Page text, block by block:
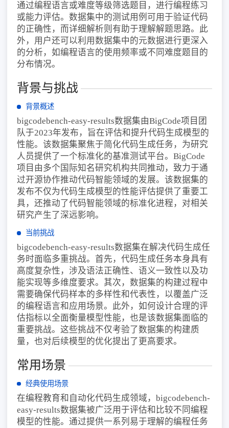
通过编程语言或难度等级筛选题目，进行编程练习
或能力评估。数据集中的测试用例可用于验证代码
的正确性，而详细解析则有助于理解解题思路。此
外，用户还可以利用数据集中的元数据进行更深入
的分析，如编程语言的使用频率或不同难度题目的
分布情况。
背景与挑战
背景概述
bigcodebench-easy-results数据集由BigCode项目团
队于2023年发布，旨在评估和提升代码生成模型的
性能。该数据集聚焦于简化代码生成任务，为研究
人员提供了一个标准化的基准测试平台。BigCode
项目由多个国际知名研究机构共同推动，致力于通
过开源协作推动代码智能领域的发展。该数据集的
发布不仅为代码生成模型的性能评估提供了重要工
具，还推动了代码智能领域的标准化进程，对相关
研究产生了深远影响。
当前挑战
bigcodebench-easy-results数据集在解决代码生成任
务时面临多重挑战。首先，代码生成任务本身具有
高度复杂性，涉及语法正确性、语义一致性以及功
能实现等多维度要求。其次，数据集的构建过程中
需要确保代码样本的多样性和代表性，以覆盖广泛
的编程语言和应用场景。此外，如何设计合理的评
估指标以全面衡量模型性能，也是该数据集面临的
重要挑战。这些挑战不仅考验了数据集的构建质
量，也对后续模型的优化提出了更高要求。
常用场景
经典使用场景
在编程教育和自动化代码生成领域，bigcodebench-
easy-results数据集被广泛用于评估和比较不同编程
模型的性能。通过提供一系列易于理解的编程任务